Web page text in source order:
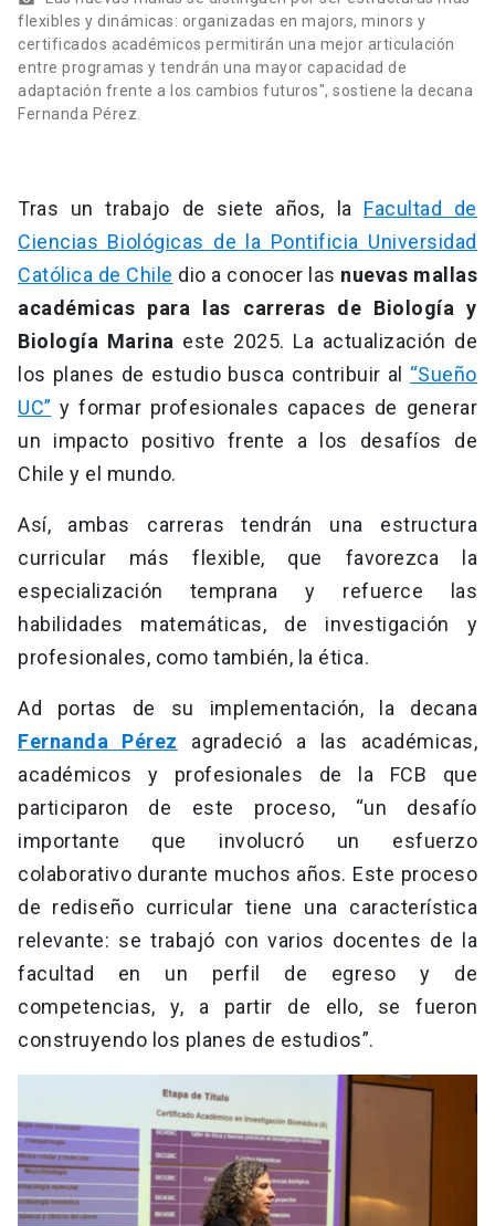
flexibles y dinámicas: organizadas en majors, minors y
certificados académicos permitirán una mejor articulación
entre programas y tendrán una mayor capacidad de
adaptación frente a los cambios futuros", sostiene la decana
Fernanda Pérez.
Tras un trabajo de siete años, la Facultad de
Ciencias Biológicas de la Pontificia Universidad
Católica de Chile dio a conocer las nuevas mallas
académicas para las carreras de Biología y
Biología Marina este 2025. La actualización de
los planes de estudio busca contribuir al “Sueño
UC” y formar profesionales capaces de generar
un impacto positivo frente a los desafíos de
Chile y el mundo.
Así, ambas carreras tendrán una estructura
curricular más flexible, que favorezca la
especialización temprana y refuerce las
habilidades matemáticas, de investigación y
profesionales, como también, la ética.
Ad portas de su implementación, la decana
Fernanda Pérez agradeció a las académicas,
académicos y profesionales de la FCB que
participaron de este proceso, “un desafío
importante que involucró un esfuerzo
colaborativo durante muchos años. Este proceso
de rediseño curricular tiene una característica
relevante: se trabajó con varios docentes de la
facultad en un perfil de egreso y de
competencias, y, a partir de ello, se fueron
construyendo los planes de estudios”.